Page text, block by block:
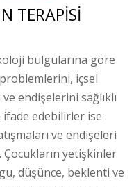
TERAPİSİ
bulgularına göre
içsel
ve endişelerini sağlıklı
edebilirler ise
ve endişeleri
yetişkinler
düşünce, beklenti ve